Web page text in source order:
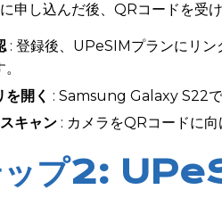
申し込んだ後、QRコードを受
: 登録後、UPeSIMプランにリン
を開く : Samsung Galaxy S22で
キャン : カメラをQRコードに
ップ2: